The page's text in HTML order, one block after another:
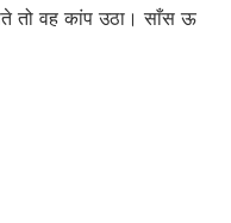
तो वह कांप उठा। साँस ऊ